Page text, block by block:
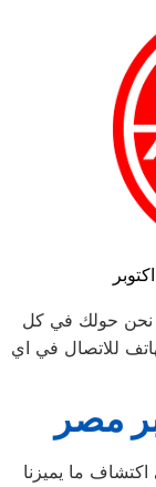
صيانة هوفر 6 اكتوبر نحن حولك في كل
للاتصال في اي
مصر
اكتشاف ما يميزنا